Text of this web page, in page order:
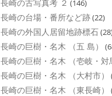
長崎の古写真考 ２ (146)
長崎の台場・番所など跡(22)
長崎の外国人居留地跡標石
長崎の巨樹・名木 （五 島）
長崎の巨樹・名木 （壱岐・対
長崎の巨樹・名木 （大村市）
長崎の巨樹・名木 （東長崎）